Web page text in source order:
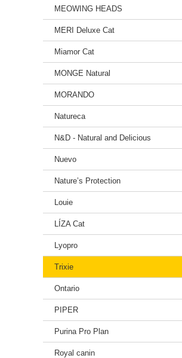
MEOWING HEADS
MERI Deluxe Cat
Miamor Cat
MONGE Natural
MORANDO
Natureca
N&D - Natural and Delicious
Nuevo
Nature’s Protection
Louie
LÍZA Cat
Lyopro
Trixie
Ontario
PIPER
Purina Pro Plan
Royal canin